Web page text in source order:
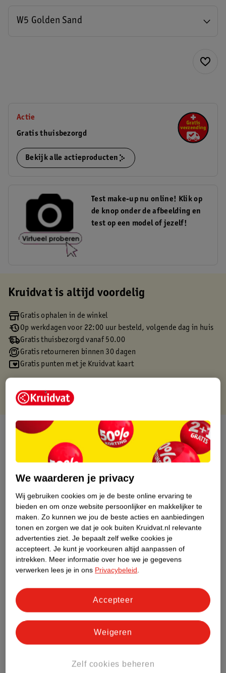
W5 Golden Sand
Actie
Gratis thuisbezorgd
Bekijk alle actieproducten
Test make-up nu online! Klik op
de knop onder de afbeelding en
test op een model of jezelf!
Kruidvat is altijd voordelig
Gratis ophalen in de winkel
Op werkdagen voor 22:00 uur besteld, volgende dag in huis
Gratis thuisbezorgd vanaf 50.00
Gratis retourneren binnen 30 dagen
Gratis punten met je Kruidvat kaart
Over dit product
Productinformatie
Etiketinformatie
Nature Impact Score
Dit product heeft (nog) geen Nature
Impact Score.
Meer informatie
Bestel & Bezorginformatie
Bekijk ook
We waarderen je privacy
Wij gebruiken cookies om je de beste online ervaring te
bieden en om onze website persoonlijker en makkelijker te
maken. Zo kunnen we jou de beste acties en aanbiedingen
tonen en zorgen we dat je ook buiten Kruidvat.nl relevante
advertenties ziet. Je bepaalt zelf welke cookies je
accepteert. Je kunt je voorkeuren altijd aanpassen of
intrekken. Meer informatie over hoe we je gegevens
verwerken lees je in ons Privacybeleid.
Zelf cookies beheren
Weigeren
Accepteer